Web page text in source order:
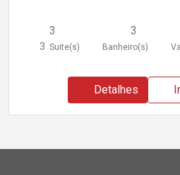
3
3 Suite(s)
3
Banheiro(s)
Detalhes